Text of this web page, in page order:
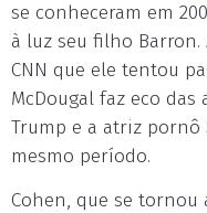
se conheceram em
à luz seu filho
CNN que ele tentou
McDougal faz eco das
Trump e a atriz pornô
mesmo período.
Cohen, que se tornou